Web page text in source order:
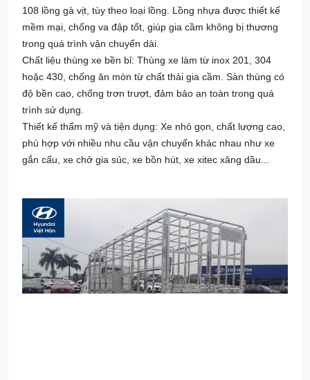
108 lồng gà vịt, tùy theo loại lồng. Lồng nhựa được thiết kế
mềm mại, chống va đập tốt, giúp gia cầm không bị thương
trong quá trình vận chuyển dài.
Chất liệu thùng xe bền bỉ: Thùng xe làm từ inox 201, 304
hoặc 430, chống ăn mòn từ chất thải gia cầm. Sàn thùng có
độ bền cao, chống trơn trượt, đảm bảo an toàn trong quá
trình sử dụng.
Thiết kế thẩm mỹ và tiện dụng: Xe nhỏ gọn, chất lượng cao,
phù hợp với nhiều nhu cầu vận chuyển khác nhau như xe
gắn cẩu, xe chở gia súc, xe bồn hút, xe xitec xăng dầu...